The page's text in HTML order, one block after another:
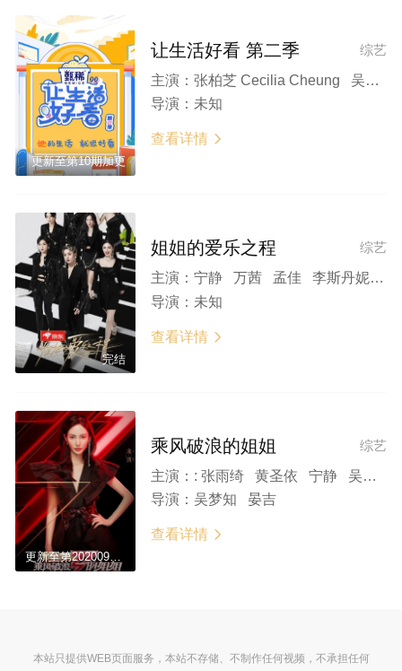
更新至第10期加更
综艺
让生活好看 第二季
主演： 张柏芝 Cecilia Cheung 吴宣仪 沈梦辰 Mengchen Shen 杨笠 陈小纭 黄龄
导演： 未知
查看详情 
完结
综艺
姐姐的爱乐之程
主演： 宁静 万茜 孟佳 李斯丹妮 张雨绮 郁可唯 黄龄 徐峥 周震南
导演： 未知
查看详情 
更新至第20200904期
综艺
乘风破浪的姐姐
主演： : 张雨绮 黄圣依 宁静 吴昕 张含韵 郁可唯 万茜 王丽坤 金晨 李斯丹妮 伊能静 王霏霏 沈梦辰 白冰 蓝盈莹 孟佳 袁咏琳 丁当 金莎 刘芸 钟丽缇 黄龄 陈松伶 海陆 王智 阿朵 许飞 张萌 郑希怡 朱婧汐 黄晓明 杜华 赵兆
导演： 吴梦知 晏吉
查看详情 
本站只提供WEB页面服务，本站不存储、不制作任何视频，不承担任何